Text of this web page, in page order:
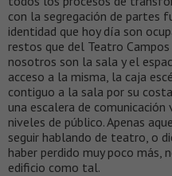
con la segregación de partes
identidad que hoy día son
restos que del Teatro
nosotros son la sala y el
acceso a la misma, la caja
contiguo a la sala por su
una escalera de
niveles de público. Apenas
seguir hablando de teatro, o
haber perdido muy poco más,
edificio como tal.